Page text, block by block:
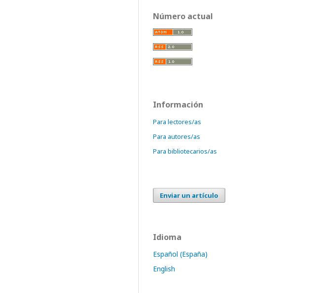
Número actual
Información
Para lectores/as
Para autores/as
Para bibliotecarios/as
Enviar un artículo
Idioma
Español (España)
English